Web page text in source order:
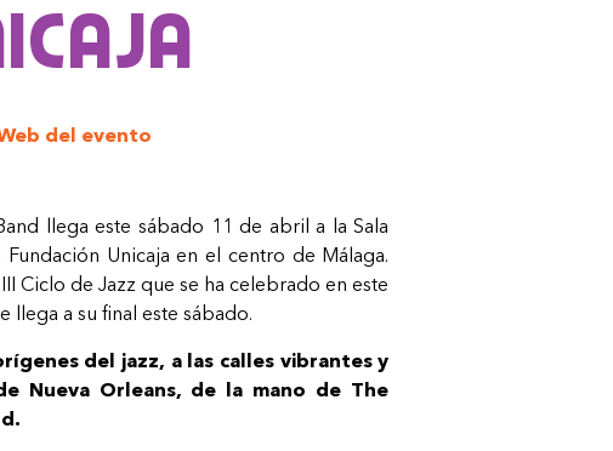
del evento
llega este sábado 11 de abril a la Sala
Unicaja en el centro de Málaga.
Ciclo de Jazz que se ha celebrado en este
llega a su final este sábado.
del jazz, a las calles vibrantes y
Nueva Orleans, de la mano de The